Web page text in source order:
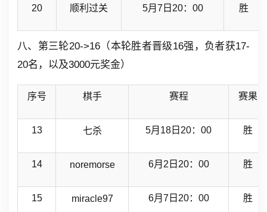
20 顺利过关 5月7日20：00 胜
八、第三轮20->16（本轮胜者晋级16强，负者获17-
20名，以及3000元奖金）
序号 棋手 赛程 赛果
13 七杀 5月18日20：00 胜
14 noremorse 6月2日20：00 胜
15 miracle97 6月7日20：00 胜